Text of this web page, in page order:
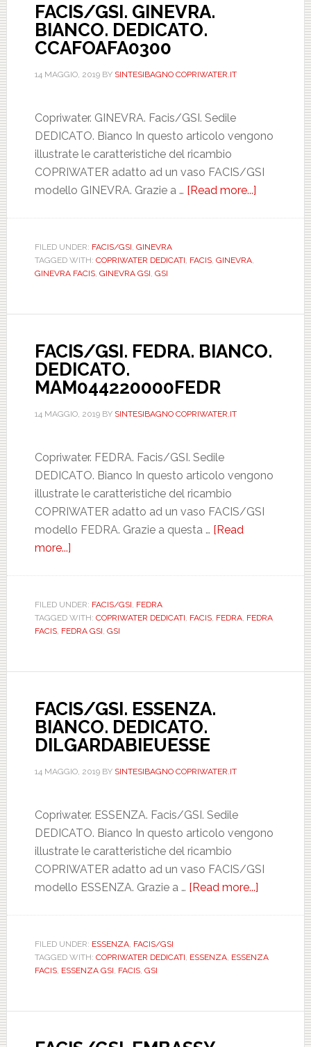
FACIS/GSI. GINEVRA.
BIANCO. DEDICATO.
CCAFOAFA0300
14 MAGGIO, 2019BY SINTESIBAGNO COPRIWATER.IT
Copriwater. GINEVRA. Facis/GSI. Sedile
DEDICATO. Bianco In questo articolo vengono
illustrate le caratteristiche del ricambio
COPRIWATER adatto ad un vaso FACIS/GSI
modello GINEVRA. Grazie a … [Read more...]
FACIS/
GINEVRA.
FILED UNDER: FACIS/GSI, GINEVRA
TAGGED WITH: COPRIWATER DEDICATI, FACIS, GINEVRA,
GINEVRA FACIS, GINEVRA GSI, GSI
FACIS/GSI. FEDRA. BIANCO.
DEDICATO.
MAM044220000FEDR
14 MAGGIO, 2019BY SINTESIBAGNO COPRIWATER.IT
Copriwater. FEDRA. Facis/GSI. Sedile
DEDICATO. Bianco In questo articolo vengono
illustrate le caratteristiche del ricambio
COPRIWATER adatto ad un vaso FACIS/GSI
modello FEDRA. Grazie a questa … [Read
more...]
BIANCO.
DEDICATO.
MAM044220000FEDR
FILED UNDER: FACIS/GSI, FEDRA
TAGGED WITH: COPRIWATER DEDICATI, FACIS, FEDRA, FEDRA
FACIS, FEDRA GSI, GSI
FACIS/GSI. ESSENZA.
BIANCO. DEDICATO.
DILGARDABIEUESSE
14 MAGGIO, 2019BY SINTESIBAGNO COPRIWATER.IT
Copriwater. ESSENZA. Facis/GSI. Sedile
DEDICATO. Bianco In questo articolo vengono
illustrate le caratteristiche del ricambio
COPRIWATER adatto ad un vaso FACIS/GSI
modello ESSENZA. Grazie a … [Read more...]
FACIS/
ESSENZA.
FILED UNDER: ESSENZA, FACIS/GSI
TAGGED WITH: COPRIWATER DEDICATI, ESSENZA, ESSENZA
FACIS, ESSENZA GSI, FACIS, GSI